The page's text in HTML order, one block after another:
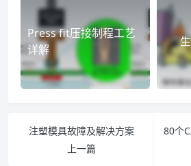
Press fit压接制程工艺
详解
注塑模具故障及解决方案
上一篇